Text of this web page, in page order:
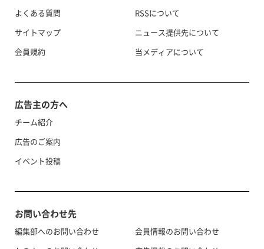
よくある質問
サイトマップ
会員規約
RSSについて
ニュース提供先について
当メディアについて
広告主の方へ
チーム紹介
広告のご案内
イベント投稿
お問い合わせ先
編集部へのお問い合わせ
会員情報のお問い合わせ